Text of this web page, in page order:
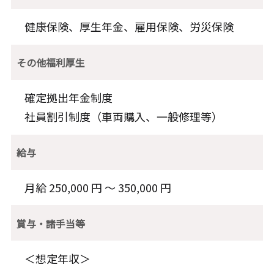
健康保険、厚生年金、雇用保険、労災保険
その他福利厚生
確定拠出年金制度
社員割引制度（車両購入、一般修理等）
給与
月給 250,000 円 〜 350,000 円
賞与・諸手当等
＜想定年収＞